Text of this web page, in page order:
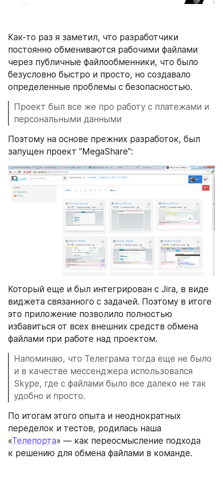
Как-то раз я заметил, что разработчики
постоянно обмениваются рабочими файлами
через публичные файлообменники, что было
безусловно быстро и просто, но создавало
определенные проблемы с безопасностью.
Проект был все же про работу с платежами и
персональными данными
Поэтому на основе прежних разработок, был
запущен проект "MegaShare":
Который еще и был интегрирован с Jira, в виде
виджета связанного с задачей. Поэтому в итоге
это приложение позволило полностью
избавиться от всех внешних средств обмена
файлами при работе над проектом.
Напоминаю, что Телеграма тогда еще не было
и в качестве мессенджера использовался
Skype, где с файлами было все далеко не так
удобно и просто.
По итогам этого опыта и неоднократных
переделок и тестов, родилась наша
«Телепорта» — как переосмысление подхода
к решению для обмена файлами в команде.